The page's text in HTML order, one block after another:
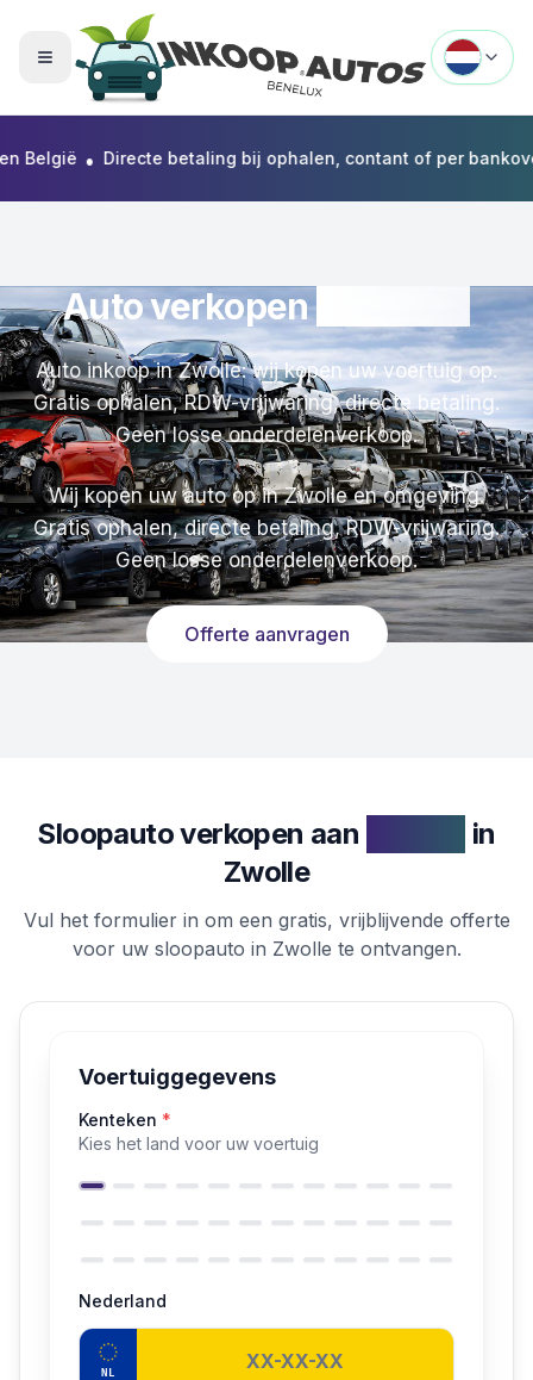
Menu openen
• Directe betaling bij ophalen, contant of per
Auto verkopenin Zwolle
Auto inkoop in Zwolle: wij kopen uw voertuig op.
Gratis ophalen, RDW-vrijwaring, directe betaling.
Geen losse onderdelenverkoop.
Wij kopen uw auto op in Zwolle en omgeving.
Gratis ophalen, directe betaling, RDW-vrijwaring.
Geen losse onderdelenverkoop.
Offerte aanvragen
Sloopauto verkopen aan
in
Zwolle
Vul het formulier in om een gratis, vrijblijvende offerte
voor uw sloopauto in Zwolle te ontvangen.
Voertuiggegevens
Kenteken *
Kies het land voor uw voertuig
Nederland
NL